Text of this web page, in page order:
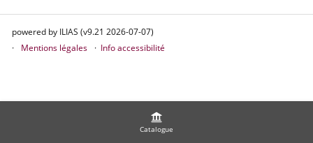
Catalogue
powered by ILIAS (v9.21 2026-07-07)
Mentions légales
Info accessibilité